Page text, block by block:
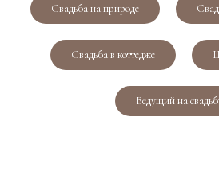
Свадьба на природе
Свадьба в коттедже
Ведущий на